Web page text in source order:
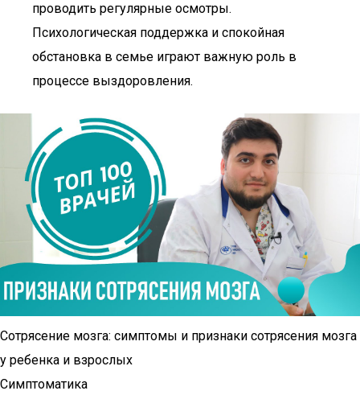
проводить регулярные осмотры.
Психологическая поддержка и спокойная
обстановка в семье играют важную роль в
процессе выздоровления.
Сотрясение мозга: симптомы и признаки сотрясения мозга
у ребенка и взрослых
Симптоматика